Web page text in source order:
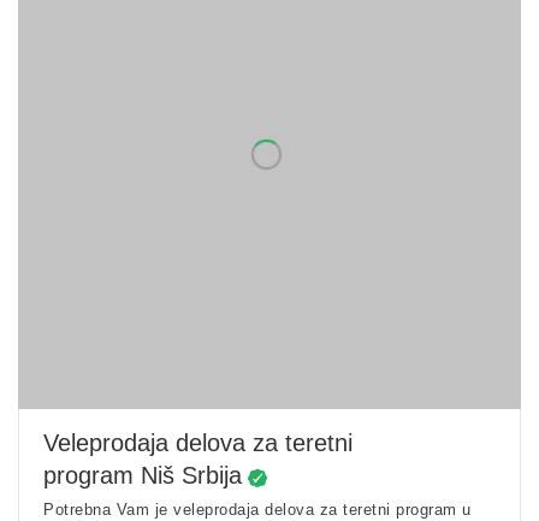
Veleprodaja delova za teretni
program Niš Srbija
Potrebna Vam je veleprodaja delova za teretni program u